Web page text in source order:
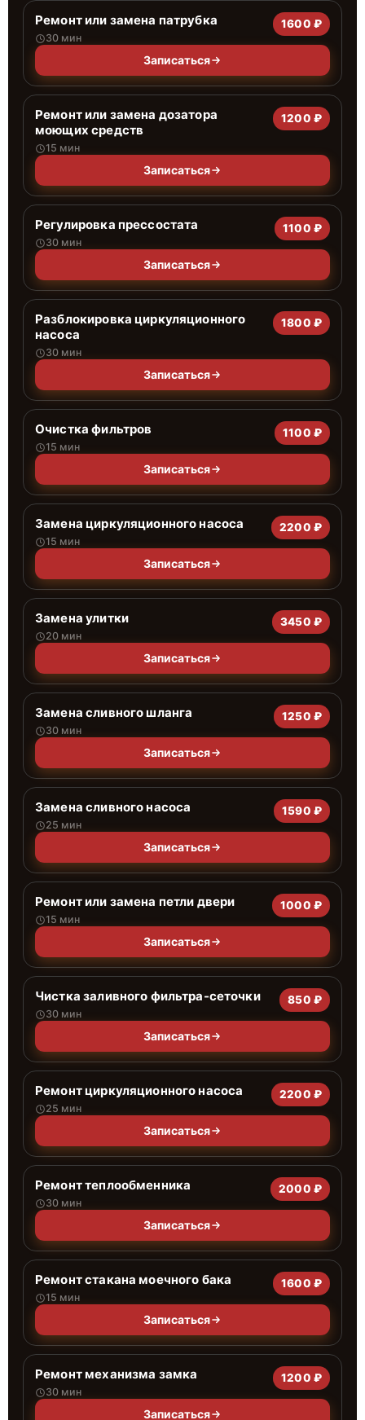
Ремонт или замена патрубка
30 мин
1600 ₽
Записаться
Ремонт или замена дозатора
моющих средств
15 мин
1200 ₽
Записаться
Регулировка прессостата
30 мин
1100 ₽
Записаться
Разблокировка циркуляционного
насоса
30 мин
1800 ₽
Записаться
Очистка фильтров
15 мин
1100 ₽
Записаться
Замена циркуляционного насоса
15 мин
2200 ₽
Записаться
Замена улитки
20 мин
3450 ₽
Записаться
Замена сливного шланга
30 мин
1250 ₽
Записаться
Замена сливного насоса
25 мин
1590 ₽
Записаться
Ремонт или замена петли двери
15 мин
1000 ₽
Записаться
Чистка заливного фильтра-сеточки
30 мин
850 ₽
Записаться
Ремонт циркуляционного насоса
25 мин
2200 ₽
Записаться
Ремонт теплообменника
30 мин
2000 ₽
Записаться
Ремонт стакана моечного бака
15 мин
1600 ₽
Записаться
Ремонт механизма замка
30 мин
1200 ₽
Записаться